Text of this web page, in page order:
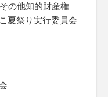
の他知的財産権
夏祭り実行委員会